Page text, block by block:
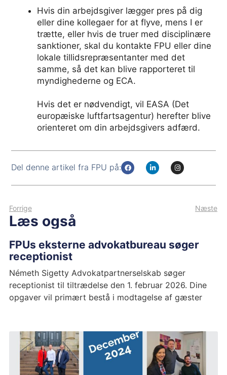
Hvis din arbejdsgiver lægger pres på dig
eller dine kollegaer for at flyve, mens I er
trætte, eller hvis de truer med disciplinære
sanktioner, skal du kontakte FPU eller dine
lokale tillidsrepræsentanter med det
samme, så det kan blive rapporteret til
myndighederne og ECA.
Hvis det er nødvendigt, vil EASA (Det
europæiske luftfartsagentur) herefter blive
orienteret om din arbejdsgivers adfærd.
Del denne artikel fra FPU på:
Forrige Næste
Læs også
FPUs eksterne advokatbureau søger
receptionist
Németh Sigetty Advokatpartnerselskab søger
receptionist til tiltrædelse den 1. februar 2026. Dine
opgaver vil primært bestå i modtagelse af gæster